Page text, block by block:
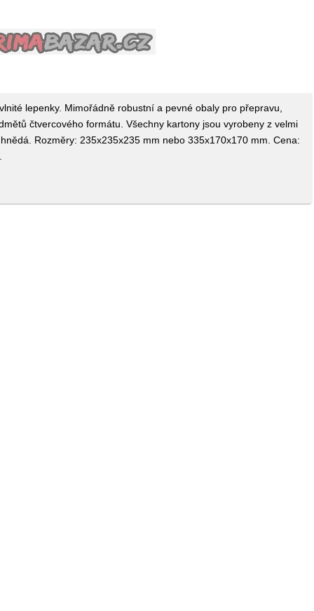
lepenky. Mimořádně robustní a pevné obaly pro přepravu,
čtvercového formátu. Všechny kartony jsou vyrobeny z velmi
Rozměry: 235x235x235 mm nebo 335x170x170 mm. Cena: